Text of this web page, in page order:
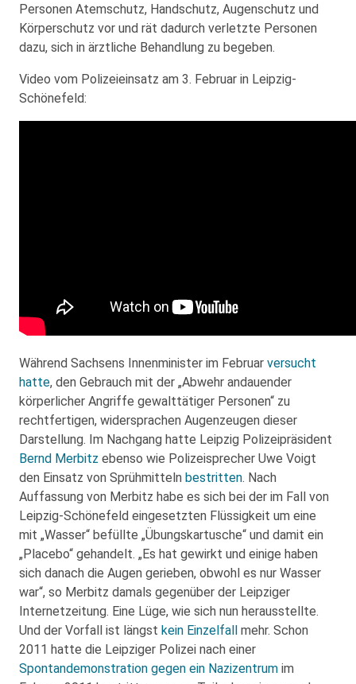
Personen Atemschutz, Handschutz, Augenschutz und
Körperschutz vor und rät dadurch verletzte Personen
dazu, sich in ärztliche Behandlung zu begeben.
Video vom Polizeieinsatz am 3. Februar in Leipzig-
Schönefeld:
Während Sachsens Innenminister im Februar versucht
hatte, den Gebrauch mit der „Abwehr andauender
körperlicher Angriffe gewalttätiger Personen“ zu
rechtfertigen, widersprachen Augenzeugen dieser
Darstellung. Im Nachgang hatte Leipzig Polizeipräsident
Bernd Merbitz ebenso wie Polizeisprecher Uwe Voigt
den Einsatz von Sprühmitteln bestritten. Nach
Auffassung von Merbitz habe es sich bei der im Fall von
Leipzig-Schönefeld eingesetzten Flüssigkeit um eine
mit „Wasser“ befüllte „Übungskartusche“ und damit ein
„Placebo“ gehandelt. „Es hat gewirkt und einige haben
sich danach die Augen gerieben, obwohl es nur Wasser
war“, so Merbitz damals gegenüber der Leipziger
Internetzeitung. Eine Lüge, wie sich nun herausstellte.
Und der Vorfall ist längst kein Einzelfall mehr. Schon
2011 hatte die Leipziger Polizei nach einer
Spontandemonstration gegen ein Nazizentrum im